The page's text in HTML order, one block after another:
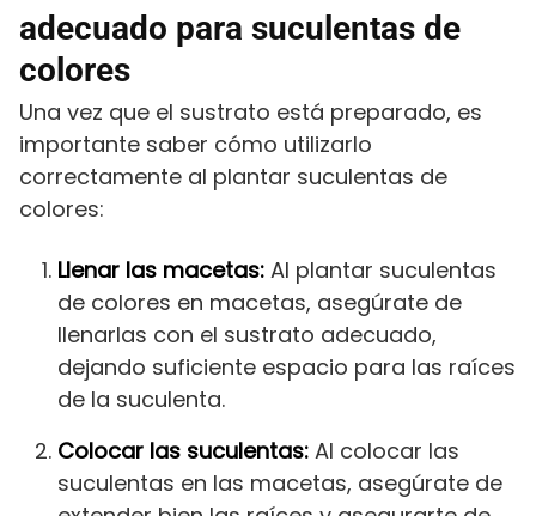
adecuado para suculentas de
colores
Una vez que el sustrato está preparado, es
importante saber cómo utilizarlo
correctamente al plantar suculentas de
colores:
Llenar las macetas: Al plantar suculentas
de colores en macetas, asegúrate de
llenarlas con el sustrato adecuado,
dejando suficiente espacio para las raíces
de la suculenta.
Colocar las suculentas: Al colocar las
suculentas en las macetas, asegúrate de